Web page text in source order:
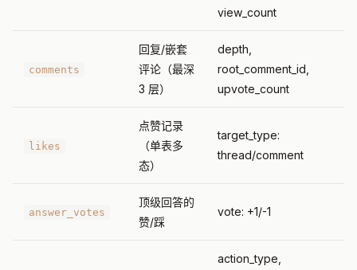
view_count
comments
回复/嵌套
评论（最深
3 层）
depth,
root_comment_id,
upvote_count
likes
点赞记录
（单表多
态）
target_type:
thread/comment
answer_votes
顶级回答的
赞/踩
vote: +1/-1
action_type,